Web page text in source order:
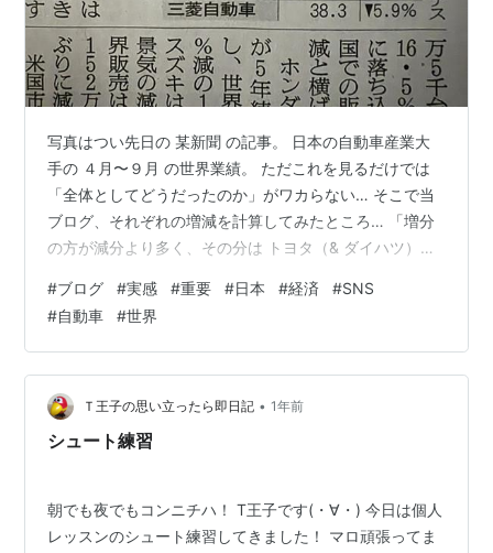
写真はつい先日の 某新聞 の記事。 日本の自動車産業大
手の ４月〜９月 の世界業績。 ただこれを見るだけでは
「全体としてどうだったのか」がワカらない… そこで当
ブログ、それぞれの増減を計算してみたところ… 「増分
の方が減分より多く、その分は トヨタ（& ダイハツ）の
の状況すら見えてくる（ナナメ？） あるいは EV とか？
結論：入手する情報は タテ・ヨコ・ナナメ 視点が重要、
を改めて実感（汗）
#ブログ #実感 #重要 #日本 #経済 #SNS
#自動車 #世界
Ｔ王子の思い立ったら即日記 • 1年前
シュート練習